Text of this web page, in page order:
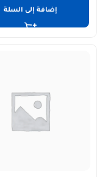
إضافة إلى السلة